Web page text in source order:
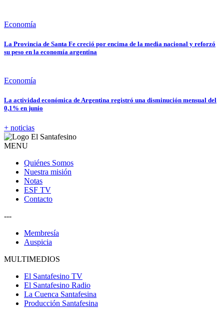
Economía
La Provincia de Santa Fe creció por encima de la media nacional y reforzó
su peso en la economía argentina
Economía
La actividad económica de Argentina registró una disminución mensual del
0,1% en junio
+ noticias
MENU
Quiénes Somos
Nuestra misión
Notas
ESF TV
Contacto
---
Membresía
Auspicia
MULTIMEDIOS
El Santafesino TV
El Santafesino Radio
La Cuenca Santafesina
Producción Santafesina